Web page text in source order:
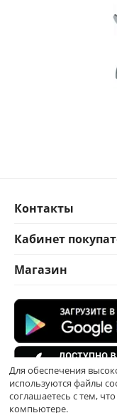
Контакты
Кабинет
Магазин
Для обеспечения
используются файлы
соглашаетесь с тем,
компьютере.